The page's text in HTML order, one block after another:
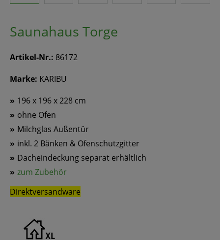
Saunahaus Torge
Artikel-Nr.: 86172
Marke: KARIBU
196 x 196 x 228 cm
ohne Ofen
Milchglas Außentür
inkl. 2 Bänken & Ofenschutzgitter
Dacheindeckung separat erhältlich
zum Zubehör
Direktversandware